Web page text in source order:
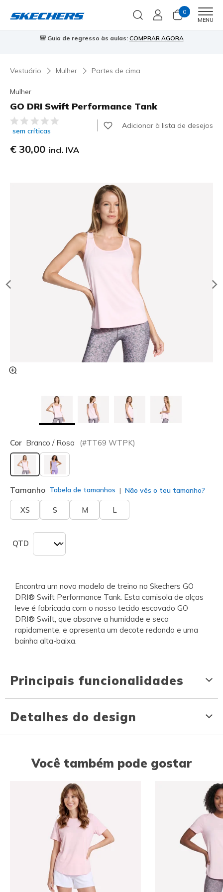
0
MENU
🎒 Guia de regresso às aulas: COMPRAR AGORA
Vestuário Mulher Partes de cima
Mulher
GO DRI Swift Performance Tank
4 de 5 – Classificação do cliente
sem críticas
Adicionar à lista de desejos
€ 30,00 incl. IVA
Cor Branco / Rosa (#TT69 WTPK)
selecionado
Tamanho Tabela de tamanhos Não vês o teu tamanho?
XS S M L
QTD
Encontra um novo modelo de treino no Skechers GO
DRI® Swift Performance Tank. Esta camisola de alças
leve é fabricada com o nosso tecido escovado GO
DRI® Swift, que absorve a humidade e seca
rapidamente, e apresenta um decote redondo e uma
bainha alta-baixa.
Principais funcionalidades
Detalhes do design
Você também pode gostar